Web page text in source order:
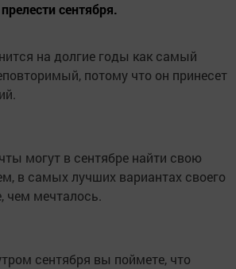
сентября.
на долгие годы как самый
потому что он принесет
могут в сентябре найти свою
в самых лучших вариантах своего
чем мечталось.
сентября вы поймете, что